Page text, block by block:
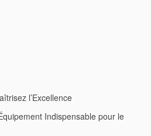
l’Excellence
Indispensable pour le